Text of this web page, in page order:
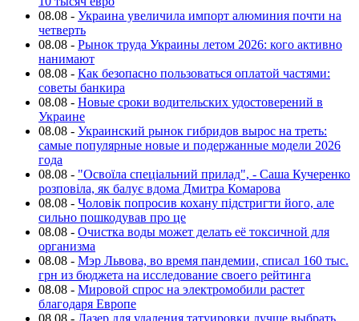
08.08 - Украина увеличила импорт алюминия почти на
четверть
08.08 - Рынок труда Украины летом 2026: кого активно
нанимают
08.08 - Как безопасно пользоваться оплатой частями:
советы банкира
08.08 - Новые сроки водительских удостоверений в
Украине
08.08 - Украинский рынок гибридов вырос на треть:
самые популярные новые и подержанные модели 2026
года
08.08 - "Освоїла спеціальний прилад", - Саша Кучеренко
розповіла, як балує вдома Дмитра Комарова
08.08 - Чоловік попросив кохану підстригти його, але
сильно пошкодував про це
08.08 - Очистка воды может делать её токсичной для
организма
08.08 - Мэр Львова, во время пандемии, списал 160 тыс.
грн из бюджета на исследование своего рейтинга
08.08 - Мировой спрос на электромобили растет
благодаря Европе
08.08 - Лазер для удаления татуировки лучше выбрать